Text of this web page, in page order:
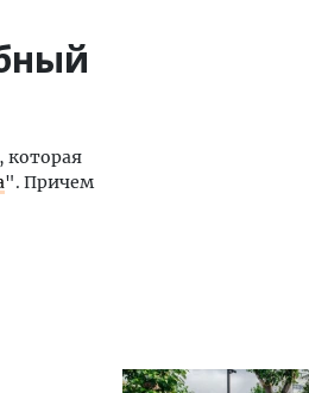
которая
". Причем